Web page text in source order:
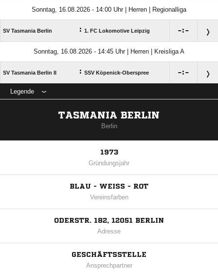
Sonntag, 16.08.2026 - 14:00 Uhr | Herren | Regionalliga
SV Tasmania Berlin : 1. FC Lokomotive Leipzig :
Sonntag, 16.08.2026 - 14:45 Uhr | Herren | Kreisliga A
SV Tasmania Berlin II : SSV Köpenick-Oberspree :
Legende
TASMANIA BERLIN
Berlin
1973
Gründungsjahr
BLAU - WEISS - ROT
Vereinsfarben
ODERSTR. 182, 12051 BERLIN
Adresse
GESCHÄFTSSTELLE
Ansprechpartner